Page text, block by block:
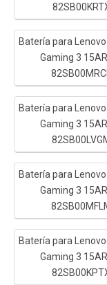
Batería para
Gaming 3
Batería para
Gaming 3
Batería para
Gaming 3
Batería para
Gaming 3